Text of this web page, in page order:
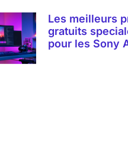
Les meilleurs
gratuits
pour les Sony